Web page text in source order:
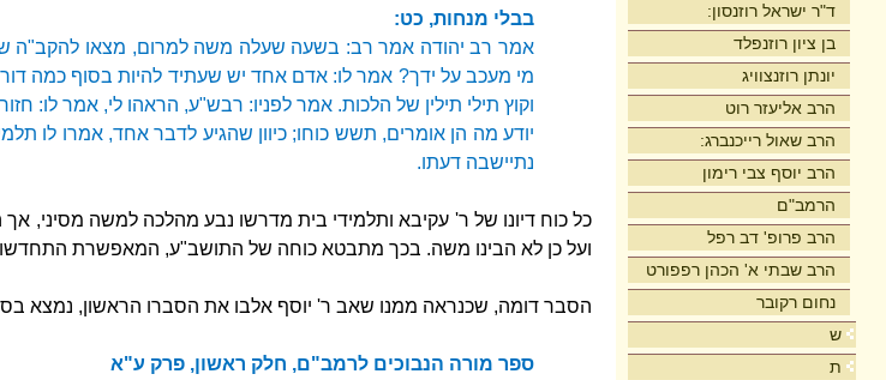
ד"ר ישראל רוזנסון:
בן ציון רוזנפלד
יונתן רוזנצוויג
הרב אליעזר רוט
הרב שאול רייכנברג:
הרב יוסף צבי רימון
הרמב"ם
הרב פרופ' דב רפל
הרב שבתי א' הכהן רפפורט
נחום רקובר
ש
ת
בבלי מנחות, כט:
אמר רב יהודה אמר רב: בשעה שעלה משה למרום, מצאו להקב"ה
מי מעכב על ידך? אמר לו: אדם אחד יש שעתיד להיות בסוף כמה
וקוץ תילי תילין של הלכות. אמר לפניו: רבש"ע, הראהו לי, אמר לו:
יודע מה הן אומרים, תשש כוחו; כיוון שהגיע לדבר אחד, אמרו לו
נתיישבה דעתו.
כל כוח דיונו של ר' עקיבא ותלמידי בית מדרשו נבע מהלכה למשה מסיני,
ועל כן לא הבינו משה. בכך מתבטא כוחה של התושב"ע, המאפשרת
הסבר דומה, שכנראה ממנו שאב ר' יוסף אלבו את הסברו הראשון, נמצא
ספר מורה הנבוכים לרמב"ם, חלק ראשון, פרק ע"א